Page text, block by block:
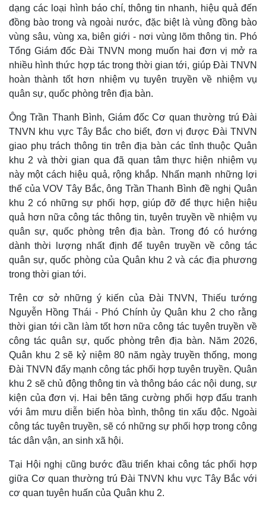
Pháp luật
Vụ án
Tin nóng
Tư vấn luật
Quân sự - Quốc phòng
Vũ khí
Việt Nam
Phân tích
dạng các loại hình báo chí, thông tin nhanh, hiệu quả đến
đồng bào trong và ngoài nước, đặc biệt là vùng đồng bào
vùng sâu, vùng xa, biên giới - nơi vùng lõm thông tin. Phó
Tổng Giám đốc Đài TNVN mong muốn hai đơn vị mở ra
nhiều hình thức hợp tác trong thời gian tới, giúp Đài TNVN
hoàn thành tốt hơn nhiệm vụ tuyên truyền về nhiệm vụ
quân sự, quốc phòng trên địa bàn.
Ông Trần Thanh Bình, Giám đốc Cơ quan thường trú Đài
TNVN khu vực Tây Bắc cho biết, đơn vị được Đài TNVN
giao phụ trách thông tin trên địa bàn các tỉnh thuộc Quân
khu 2 và thời gian qua đã quan tâm thực hiện nhiệm vụ
này một cách hiệu quả, rộng khắp. Nhấn mạnh những lợi
thế của VOV Tây Bắc, ông Trần Thanh Bình đề nghị Quân
khu 2 có những sự phối hợp, giúp đỡ để thực hiện hiệu
quả hơn nữa công tác thông tin, tuyên truyền về nhiệm vụ
quân sự, quốc phòng trên địa bàn. Trong đó có hướng
dành thời lượng nhất định để tuyên truyền về công tác
quân sự, quốc phòng của Quân khu 2 và các địa phương
trong thời gian tới.
Trên cơ sở những ý kiến của Đài TNVN, Thiếu tướng
Nguyễn Hồng Thái - Phó Chính ủy Quân khu 2 cho rằng
thời gian tới cần làm tốt hơn nữa công tác tuyên truyền về
công tác quân sự, quốc phòng trên địa bàn. Năm 2026,
Quân khu 2 sẽ kỷ niệm 80 năm ngày truyền thống, mong
Đài TNVN đẩy mạnh công tác phối hợp tuyên truyền. Quân
khu 2 sẽ chủ động thông tin và thông báo các nội dung, sự
kiện của đơn vị. Hai bên tăng cường phối hợp đấu tranh
với âm mưu diễn biến hòa bình, thông tin xấu độc. Ngoài
công tác tuyên truyền, sẽ có những sự phối hợp trong công
tác dân vận, an sinh xã hội.
Tại Hội nghị cũng bước đầu triển khai công tác phối hợp
giữa Cơ quan thường trú Đài TNVN khu vực Tây Bắc với
cơ quan tuyên huấn của Quân khu 2.